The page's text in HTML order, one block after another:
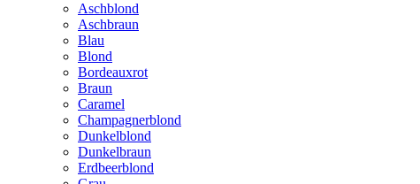
Aschblond
Aschbraun
Blau
Blond
Bordeauxrot
Braun
Caramel
Champagnerblond
Dunkelblond
Dunkelbraun
Erdbeerblond